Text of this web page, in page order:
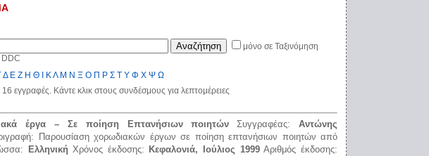
μόνο σε Ταξινόμηση
DDC
Δ Ε Ζ Η Θ ΚΛ Μ Ν Ξ Ο Π Ρ Σ Τ Υ Φ Χ Ψ Ω
εγγραφές. Κάντε κλικ στους συνδέσμους για λεπτομέρειες
έργα – Σε ποίηση Επτανήσιων ποιητών Συγγραφέας:Αντώνης
Παρουσίαση χορωδιακών έργων σε ποίηση επτανήσιων ποιητών από
Ελληνική Χρόνος έκδοσης: Κεφαλονιά, Ιούλιος 1999 Αριθμός έκδοσης: